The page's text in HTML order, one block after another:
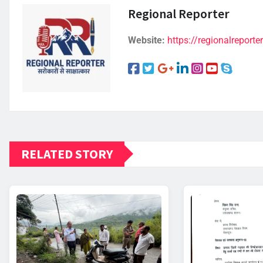
Regional Reporter
Website: https://
RELATED STORY